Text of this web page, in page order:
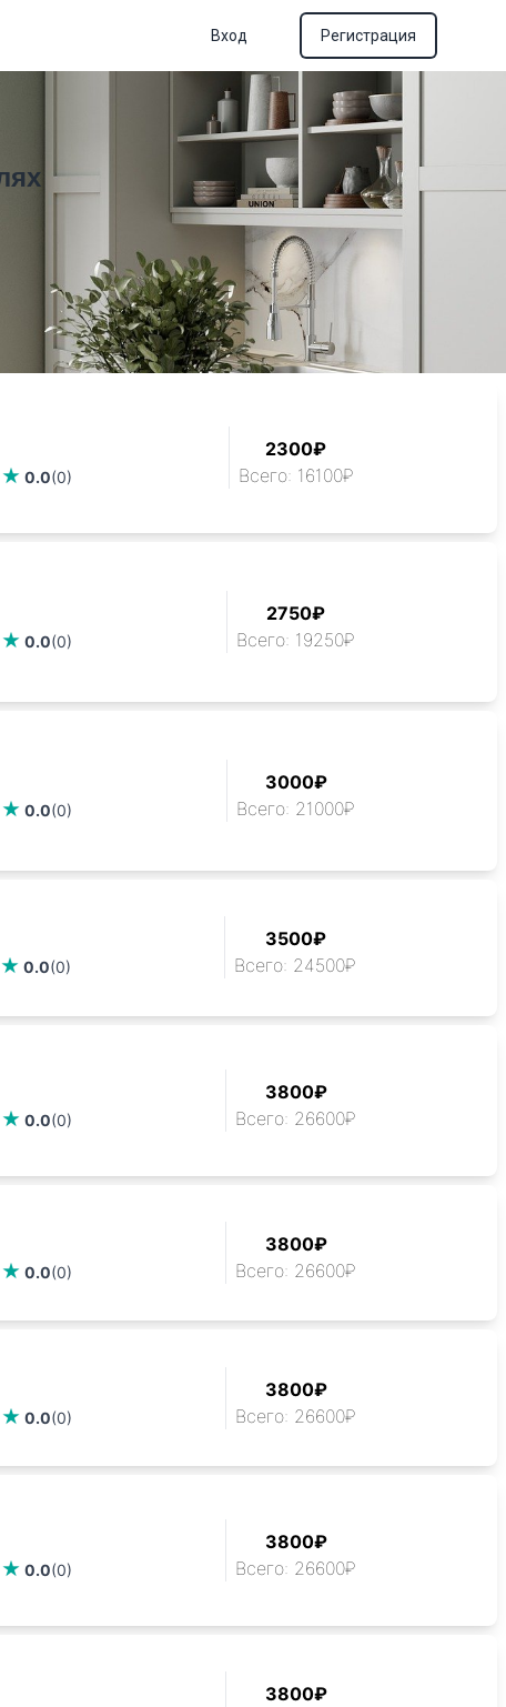
Вход Регистрация
0.0(0)
2300₽
Всего: 16100₽
0.0(0)
2750₽
Всего: 19250₽
0.0(0)
3000₽
Всего: 21000₽
0.0(0)
3500₽
Всего: 24500₽
0.0(0)
3800₽
Всего: 26600₽
0.0(0)
3800₽
Всего: 26600₽
0.0(0)
3800₽
Всего: 26600₽
0.0(0)
3800₽
Всего: 26600₽
3800₽